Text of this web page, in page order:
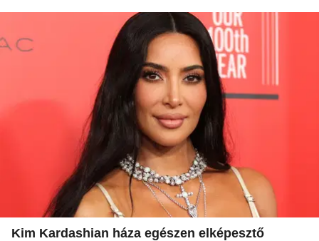
Kim Kardashian háza egészen elképesztő